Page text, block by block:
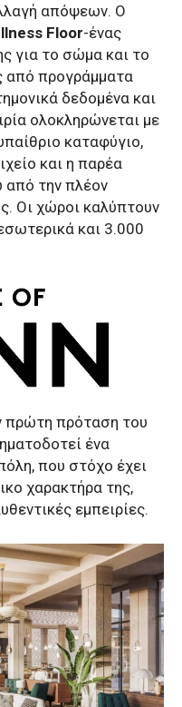
απόψεων. O
Floor-ένας
για το σώμα και το
από προγράμματα
δεδομένα και
ολοκληρώνεται με
καταφύγιο,
και η παρέα
από την πλέον
Οι χώροι καλύπτουν
και 3.000
πρώτη πρόταση του
ένα
που στόχο έχει
χαρακτήρα της,
εμπειρίες.